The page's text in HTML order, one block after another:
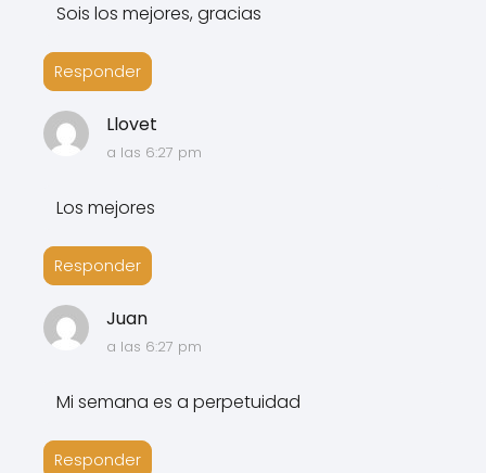
Sois los mejores, gracias
Responder
Llovet
a las 6:27 pm
Los mejores
Responder
Juan
a las 6:27 pm
Mi semana es a perpetuidad
Responder